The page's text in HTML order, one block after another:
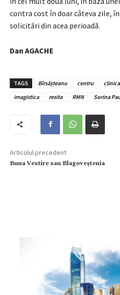
contra cost în doar câteva zile,
solicitări din acea perioadă.
Dan AGACHE
TAGS Bîrsășteanu centru clinica
imagistica
resita RMN Sorina
Articolul precedent
Buna Vestire sau Blagoveştenia